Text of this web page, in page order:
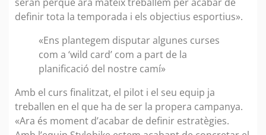
definir tota la temporada i els objectius esportius».
«Ens plantegem disputar algunes curses
com a ‘wild card’ com a part de la
planificació del nostre camí»
Amb el curs finalitzat, el pilot i el seu equip ja
treballen en el que ha de ser la propera campanya.
«Ara és moment d’acabar de definir estratègies.